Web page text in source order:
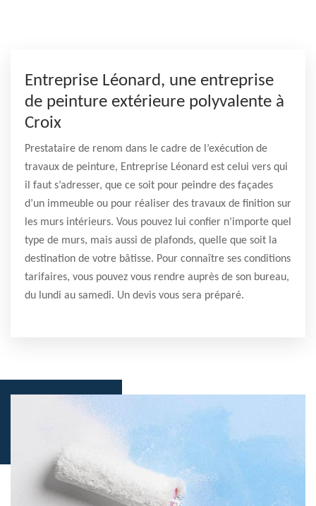
Entreprise Léonard, une entreprise
de peinture extérieure polyvalente à
Croix
Prestataire de renom dans le cadre de l’exécution de
travaux de peinture, Entreprise Léonard est celui vers qui
il faut s’adresser, que ce soit pour peindre des façades
d’un immeuble ou pour réaliser des travaux de finition sur
les murs intérieurs. Vous pouvez lui confier n’importe quel
type de murs, mais aussi de plafonds, quelle que soit la
destination de votre bâtisse. Pour connaître ses conditions
tarifaires, vous pouvez vous rendre auprès de son bureau,
du lundi au samedi. Un devis vous sera préparé.